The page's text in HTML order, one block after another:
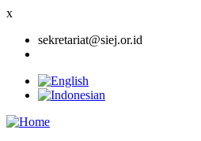
x
sekretariat@siej.or.id